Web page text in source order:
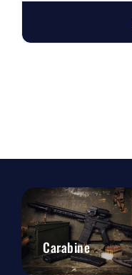
Carabine